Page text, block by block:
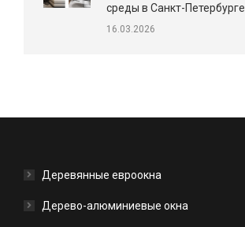
среды в Санкт-Петербурге
16.03.2026
Деревянные евроокна
Дерево-алюминиевые окна